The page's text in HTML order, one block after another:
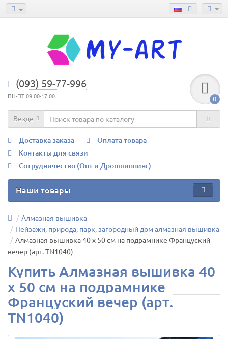
(093) 59-77-996
ПН-ПТ 09:00-17:00 0
Везде
Доставка заказа
Оплата товара
Контакты для связи
Сотрудничество (Опт и Дропшиппинг)
Наши товары
Алмазная вышивка
Пейзажи, природа, парк, загородный дом алмазная вышивка
Алмазная вышивка 40 х 50 см на подрамнике Француский
вечер (арт. TN1040)
Купить Алмазная вышивка 40
х 50 см на подрамнике
Француский вечер (арт.
TN1040)